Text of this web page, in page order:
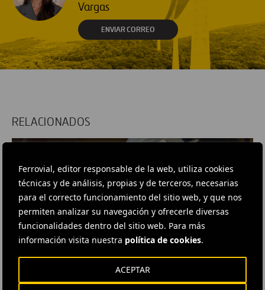
Ferrovial, editor responsable de la web, utiliza cookies
técnicas y de análisis, propias y de terceros, necesarias
para el correcto funcionamiento del sitio web, y que nos
permiten analizar su navegación y ofrecerle diversas
funcionalidades dentro del sitio web. Para más
información visita nuestra política de cookies.
ACEPTAR
Vargas
ENVIAR CORREO
RELACIONADOS